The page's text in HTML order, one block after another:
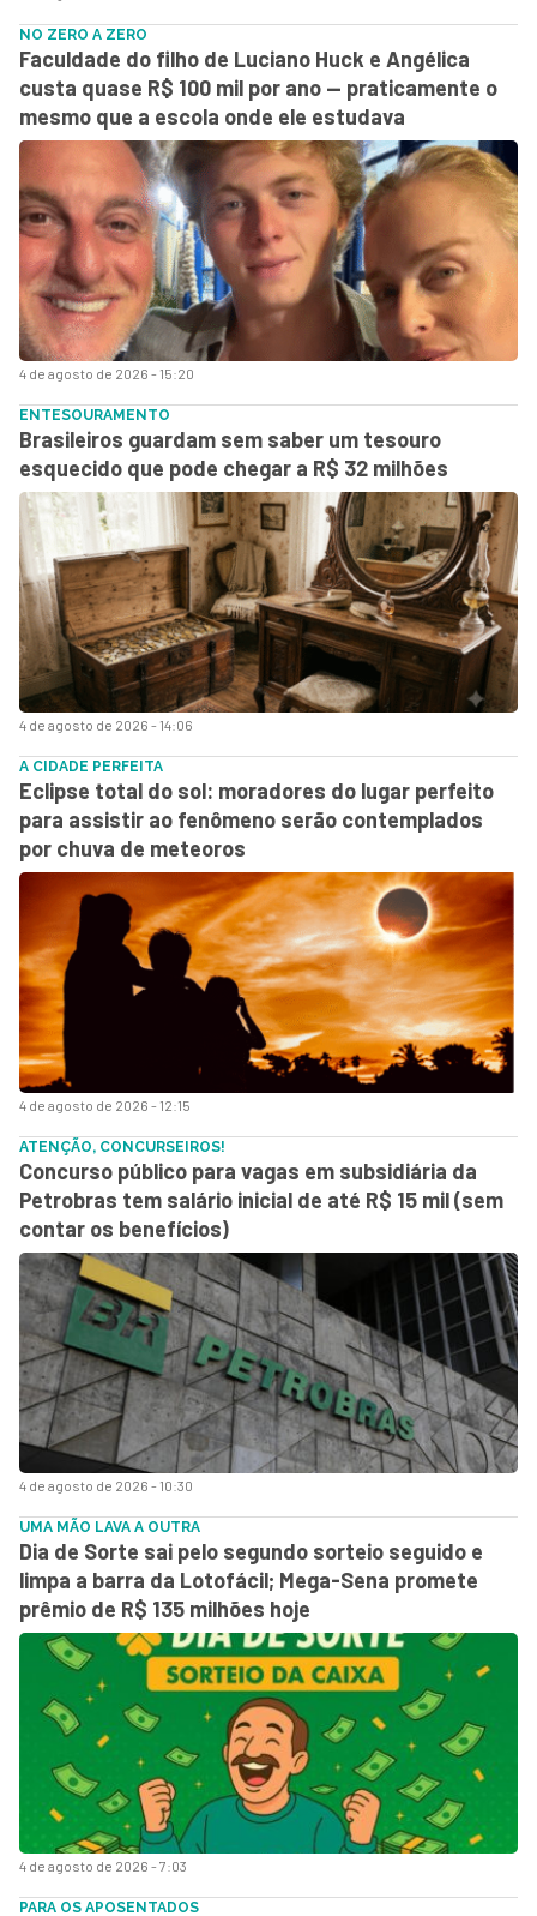
4 de agosto de 2026 - 15:20
NO ZERO A ZERO
Faculdade do filho de Luciano Huck e Angélica
custa quase R$ 100 mil por ano — praticamente o
mesmo que a escola onde ele estudava
4 de agosto de 2026 - 14:06
ENTESOURAMENTO
Brasileiros guardam sem saber um tesouro
esquecido que pode chegar a R$ 32 milhões
4 de agosto de 2026 - 12:15
A CIDADE PERFEITA
Eclipse total do sol: moradores do lugar perfeito
para assistir ao fenômeno serão contemplados
por chuva de meteoros
4 de agosto de 2026 - 10:30
ATENÇÃO, CONCURSEIROS!
Concurso público para vagas em subsidiária da
Petrobras tem salário inicial de até R$ 15 mil (sem
contar os benefícios)
4 de agosto de 2026 - 7:03
UMA MÃO LAVA A OUTRA
Dia de Sorte sai pelo segundo sorteio seguido e
limpa a barra da Lotofácil; Mega-Sena promete
prêmio de R$ 135 milhões hoje
PARA OS APOSENTADOS